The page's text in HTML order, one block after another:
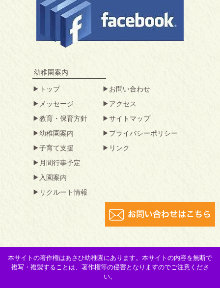
幼稚園案内
トップ
メッセージ
教育・保育方針
幼稚園案内
子育て支援
月間行事予定
入園案内
リクルート情報
お問い合わせ
アクセス
サイトマップ
プライバシーポリシー
リンク
本サイトの著作権はあさひ幼稚園にあります。本サイトの内容を無断で
複写・複製することは、著作権等の侵害となりますのでご注意くださ
い。